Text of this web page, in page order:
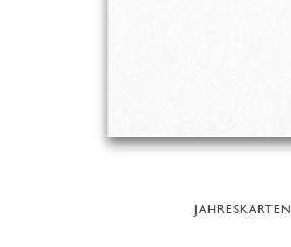
JAHRESKARTEN